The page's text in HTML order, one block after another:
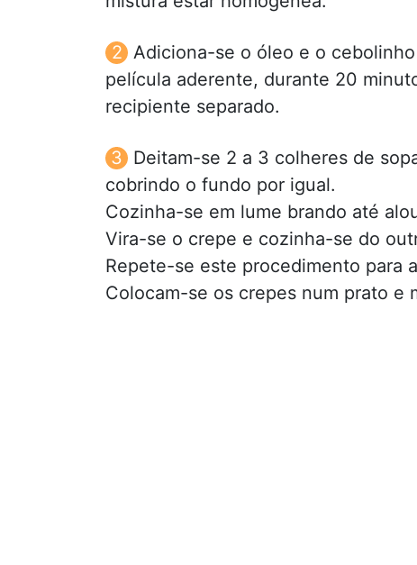
Adiciona-se o óleo e o
película aderente, durante 20
recipiente separado.
Deitam-se 2 a 3 colheres de
cobrindo o fundo por igual.
Cozinha-se em lume brando até
Vira-se o crepe e cozinha-se do
Repete-se este procedimento para
Colocam-se os crepes num prato e